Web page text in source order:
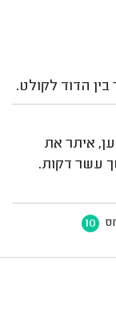
הדוד לקולט.
איתר את
עשר דקות.
10